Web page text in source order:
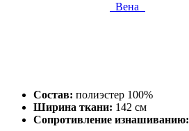
Вена
Состав: полиэстер 100%
Ширина ткани: 142 см
Сопротивление изнашиванию: